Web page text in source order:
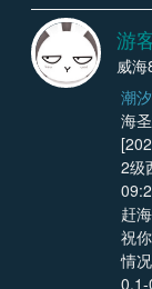
游
威
潮
海
2级
赶
祝你赶海愉
情